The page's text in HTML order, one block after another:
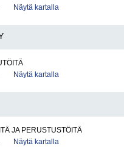
Näytä kartalla
Näytä kartalla
JA PERUSTUSTÖITÄ
Näytä kartalla